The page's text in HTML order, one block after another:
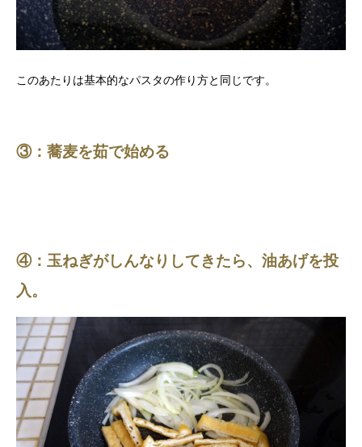
このあたりは基本的なパスタの作り方と同じです。
③：蕎麦を茹で始める
④：玉ねぎがしんなりしてきたら、油あげを投
入。